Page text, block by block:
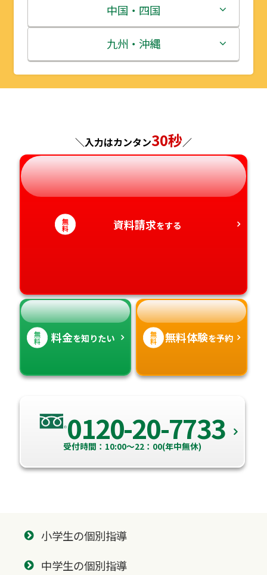
宮城県
秋田県
山形県
群馬県
埼玉県
千葉県
神奈川県
富山県
石川県
福井県
長野県
岐阜県
三重県
滋賀県
京都府
兵庫県
奈良県
中国・四国
鳥取県
島根県
広島県
山口県
高知県
九州・沖縄
福岡県
長崎県
熊本県
沖縄県
＼入力はカンタン30秒／
無
料 資料請求をする
無
料 料金を知りたい 無
料 無料体験を予約
0120-20-7733
受付時間：10:00～22：00(年中無休)
小学生の個別指導
中学生の個別指導